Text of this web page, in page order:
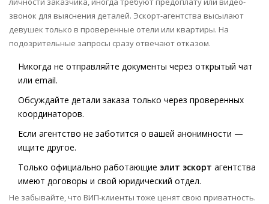
звонок для выяснения деталей. Эскорт-агентства высылают
девушек только в проверенные отели или квартиры. На
подозрительные запросы сразу отвечают отказом.
Никогда не отправляйте документы через открытый чат
или email.
Обсуждайте детали заказа только через проверенных
координаторов.
Если агентство не заботится о вашей анонимности —
ищите другое.
Только официально работающие элит эскорт агентства
имеют договоры и свой юридический отдел.
Не забывайте, что ВИП-клиенты тоже ценят свою приватность.